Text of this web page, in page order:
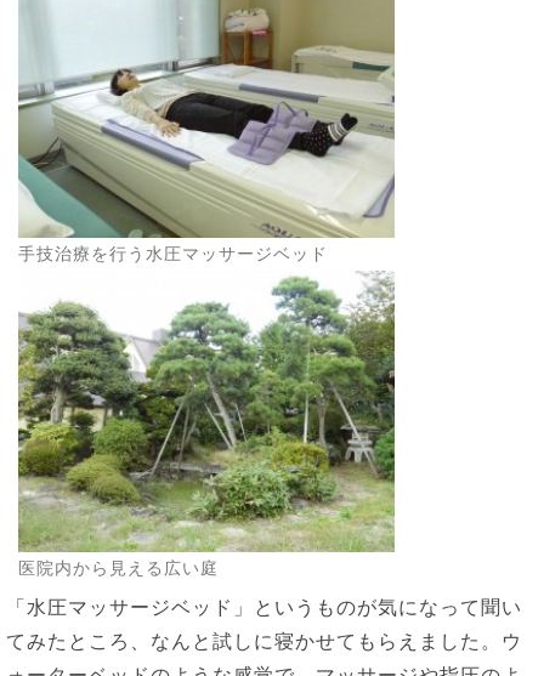
手技治療を行う水圧マッサージベッド
医院内から見える広い庭
「水圧マッサージベッド」というものが気になって聞い
てみたところ、なんと試しに寝かせてもらえました。ウ